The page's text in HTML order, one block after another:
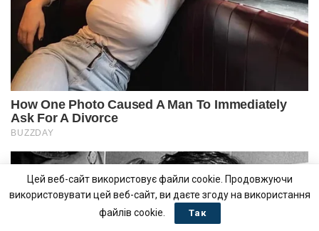
Цей веб-сайт використовує файли cookie. Продовжуючи
використовувати цей веб-сайт, ви даєте згоду на використання
файлів cookie.
Так